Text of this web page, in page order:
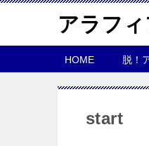
アラフ
HOME 脱！
start